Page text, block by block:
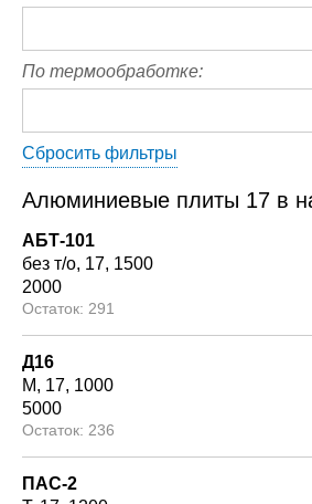
По термообработке:
Сбросить фильтры
Алюминиевые плиты 17 в
АБТ-101
без т/о 17 1500
2000
291
Д16
М
17 1000
5000
236
ПАС-2